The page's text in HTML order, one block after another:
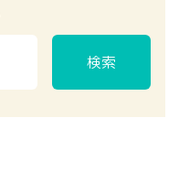
検索